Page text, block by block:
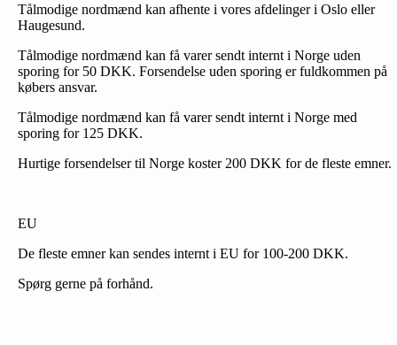
Tålmodige nordmænd kan afhente i vores afdelinger i Oslo eller
Haugesund.
Tålmodige nordmænd kan få varer sendt internt i Norge uden
sporing for 50 DKK. Forsendelse uden sporing er fuldkommen på
købers ansvar.
Tålmodige nordmænd kan få varer sendt internt i Norge med
sporing for 125 DKK.
Hurtige forsendelser til Norge koster 200 DKK for de fleste emner.
EU
De fleste emner kan sendes internt i EU for 100-200 DKK.
Spørg gerne på forhånd.